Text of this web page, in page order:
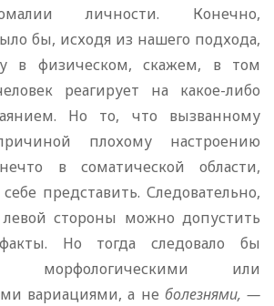
личности. Конечно,
бы, исходя из нашего подхода,
в физическом, скажем, в том
реагирует на какое-либо
Но то, что вызванному
плохому настроению
нечто в соматической области,
представить. Следовательно,
стороны можно допустить
Но тогда следовало бы
морфологическими или
вариациями, а не болезнями, —